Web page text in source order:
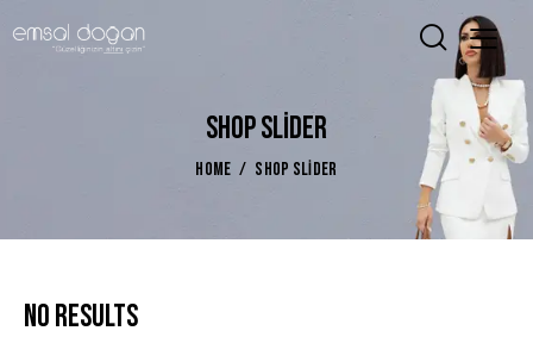
SHOP SLIDER
HOME SHOP SLIDER
NO RESULTS